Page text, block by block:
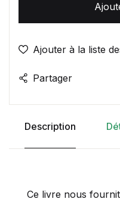
Ajouter à la liste
Partager
Description
Ce livre nous